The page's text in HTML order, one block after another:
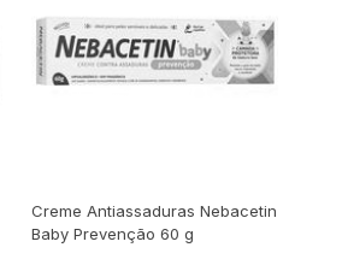
Creme Antiassaduras Nebacetin
Baby Prevenção 60 g